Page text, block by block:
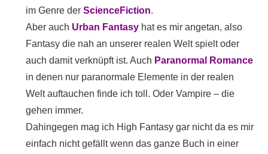
im Genre der ScienceFiction.
Aber auch Urban Fantasyhat es mir angetan, also
Fantasy die nah an unserer realen Welt spielt oder
auch damit verknüpft ist. Auch Paranormal Romance
in denen nur paranormale Elemente in der realen
Welt auftauchen finde ich toll. Oder Vampire – die
gehen immer.
Dahingegen mag ich High Fantasy gar nicht da es mir
einfach nicht gefällt wenn das ganze Buch in einer